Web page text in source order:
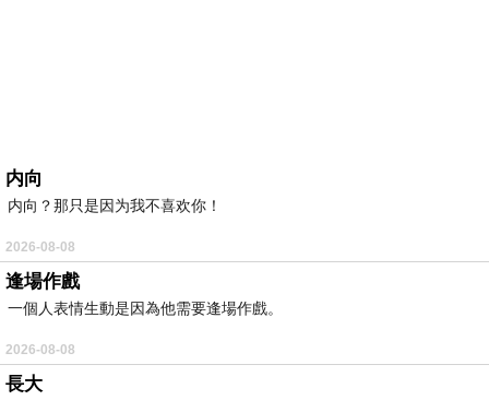
内向
内向？那只是因为我不喜欢你！
2026-08-08
逢場作戲
一個人表情生動是因為他需要逢場作戲。
2026-08-08
長大